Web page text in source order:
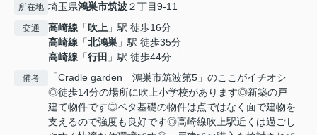
所在地 埼玉県鴻巣市筑波２丁目9-11
交通 高崎線 「吹上 」駅 徒歩16分
高崎線 「北鴻巣 」駅 徒歩35分
高崎線 「行田 」駅 徒歩44分
備考
「Cradle garden 鴻巣市筑波第5」のここがイチオシ
◎徒歩14分の場所に吹上小学校があります◎新築の戸
建て物件です◎ベタ基礎の物件は点ではなく面で建物を
支えるので強度も良好です◎高崎線吹上駅近くは過ごし